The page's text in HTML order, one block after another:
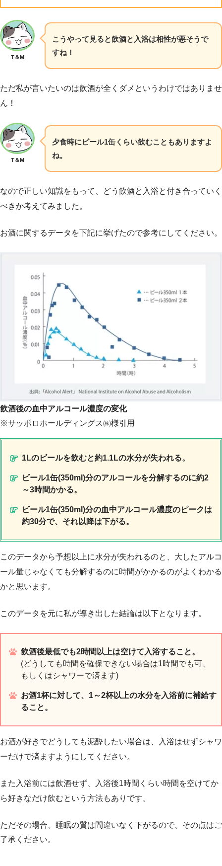
T＆M
こうやって見ると飲酒と入浴は相性が悪そうで
すね！
ただ私が言いたいのは飲酒が全くダメというわけではありませ
ん！
T＆M
夕食時にビール1缶くらい飲むこともありますよ
ね。
なので正しい知識をもって、どう飲酒と入浴と付き合っていく
べきか考えてみました。
お酒に関するデータを下記に挙げたので参考にしてください。
飲酒後の血中アルコール濃度の変化
※サッポロホールディングス㈱様引用
1Lのビールを飲むと約1.1Lの水分が失われる。
ビール1缶(350ml)分のアルコールを分解するのに約2
～3時間かかる。
ビール1缶(350ml)分の血中アルコール濃度のピークは
約30分で、それ以降は下がる。
このデータから予想以上に水分が失われるのと、大したアルコ
ール量じゃなくても分解するのに時間がかかるのがよくわかる
かと思います。
このデータを元に私が導き出した結論は以下となります。
飲酒後最低でも2時間以上は空けて入浴すること。
(どうしても時間を確保できない場合は1時間でも可、
もしくはシャワーで済ます)
お酒1杯に対して、1～2杯以上の水分を入浴前に補給す
ること。
お酒が好きでどうしても泥酔したい場合は、入浴はせずシャワ
ーだけで済ますようにしてください。
また入浴前には飲酒せず、入浴後1時間くらい時間を空けてか
ら好きなだけ飲むという方法もありです。
ただその場合、睡眠の質は間違いなく下がるので、その点はご
了承ください。